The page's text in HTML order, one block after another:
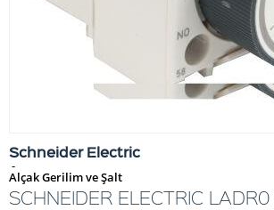
Schneider Electric
-
Alçak Gerilim ve Şalt
SCHNEIDER ELECTRIC LADR0